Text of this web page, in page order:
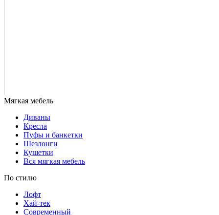
Диваны
Кресла
Пуфы и банкетки
Шезлонги
Кушетки